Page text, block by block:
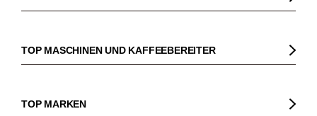
Bio Kaffee
Espresso
Dinzler
Elbgold
TOP MASCHINEN UND KAFFEEBEREITER
Espressomaschinen
TOP MARKEN